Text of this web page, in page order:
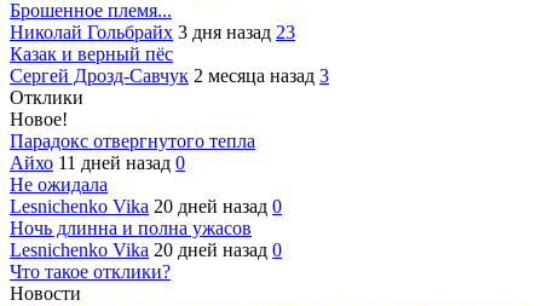
Брошенное племя...
Николай Гольбрайх 3 дня назад 23
Казак и верный пёс
Сергей Дрозд-Савчук 2 месяца назад 3
Отклики
Новое!
Парадокс отвергнутого тепла
Айхо 11 дней назад 0
Не ожидала
Lesnichenko Vika 20 дней назад 0
Ночь длинна и полна ужасов
Lesnichenko Vika 20 дней назад 0
Что такое отклики?
Новости